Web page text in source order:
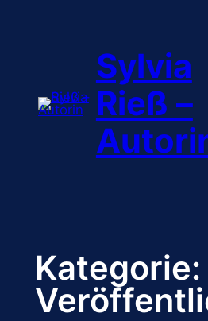
Sylvia
Rieß –
Kategorie: